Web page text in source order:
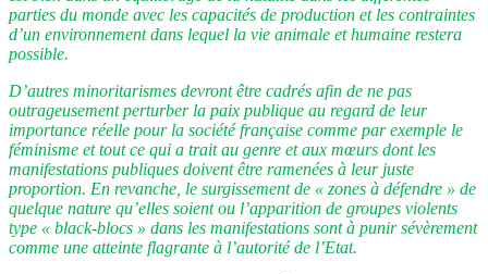
parties du monde avec les capacités de production et les contraintes
d’un environnement dans lequel la vie animale et humaine restera
possible.
D’autres minoritarismes devront être cadrés afin de ne pas
outrageusement perturber la paix publique au regard de leur
importance réelle pour la société française comme par exemple le
féminisme et tout ce qui a trait au genre et aux mœurs dont les
manifestations publiques doivent être ramenées à leur juste
proportion. En revanche, le surgissement de « zones à défendre » de
quelque nature qu’elles soient ou l’apparition de groupes violents
type « black-blocs » dans les manifestations sont à punir sévèrement
comme une atteinte flagrante à l’autorité de l’Etat.